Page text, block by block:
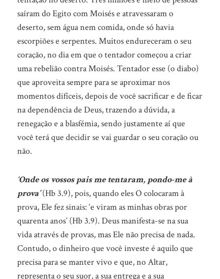
saíram do Egito com Moisés e atravessaram o
deserto, sem água nem comida, onde só havia
escorpiões e serpentes. Muitos endureceram o seu
coração, no dia em que o tentador começou a criar
uma rebelião contra Moisés. Tentador esse (o diabo)
que aproveita sempre para se aproximar nos
momentos difíceis, depois de você sacrificar e de ficar
na dependência de Deus, trazendo a dúvida, a
renegação e a blasfémia, sendo justamente aí que
você terá que decidir se vai guardar o seu coração ou
não.
‘Onde os vossos pais me tentaram, pondo-me à
prova’(Hb 3.9), pois, quando eles O colocaram à
prova, Ele fez sinais: ‘e viram as minhas obras por
quarenta anos’ (Hb 3.9). Deus manifesta-se na sua
vida através de provas, mas Ele não precisa de nada.
Contudo, o dinheiro que você investe é aquilo que
precisa para se manter vivo e que, no Altar,
representa o seu suor, a sua entrega e a sua